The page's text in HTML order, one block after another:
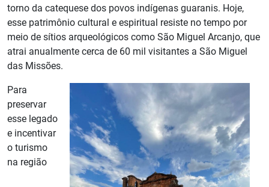
torno da catequese dos povos indígenas guaranis. Hoje,
esse patrimônio cultural e espiritual resiste no tempo por
meio de sítios arqueológicos como São Miguel Arcanjo, que
atrai anualmente cerca de 60 mil visitantes a São Miguel
das Missões.
Para
preservar
esse legado
e incentivar
o turismo
na região